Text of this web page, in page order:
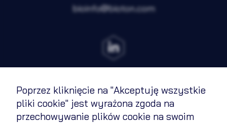
Poprzez kliknięcie na "Akceptuję wszystkie
pliki cookie" jest wyrażona zgoda na
przechowywanie plików cookie na swoim
bioinfo@bioton.com
Terms of Use
Cookies Policy